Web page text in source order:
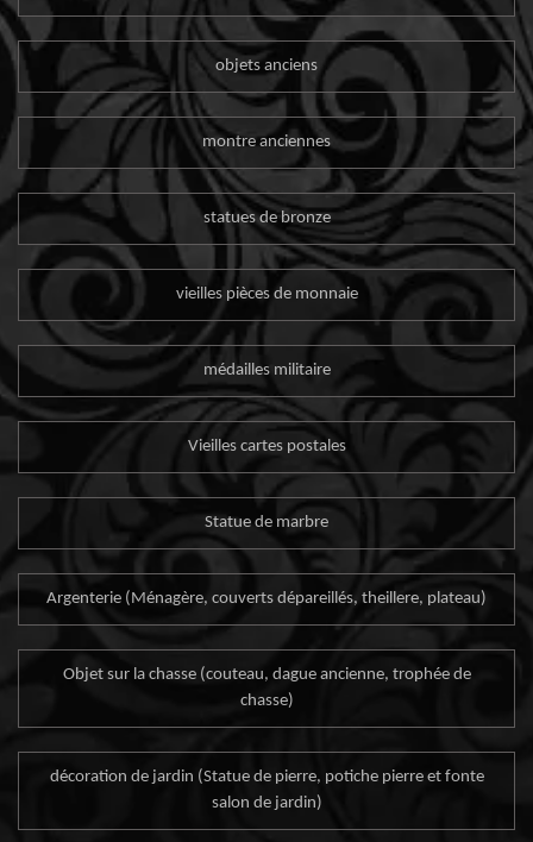
objets anciens
montre anciennes
statues de bronze
vieilles pièces de monnaie
médailles militaire
Vieilles cartes postales
Statue de marbre
Argenterie (Ménagère, couverts dépareillés, theillere, plateau)
Objet sur la chasse (couteau, dague ancienne, trophée de
chasse)
décoration de jardin (Statue de pierre, potiche pierre et fonte
salon de jardin)